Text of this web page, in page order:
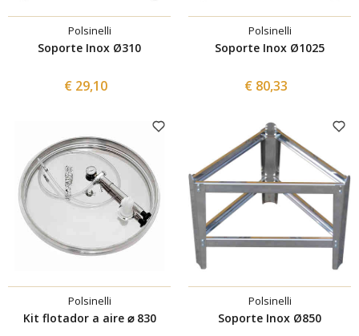
Polsinelli
Soporte Inox Ø310
€ 29,10
Polsinelli
Soporte Inox Ø1025
€ 80,33
Polsinelli
Kit flotador a aire ⌀ 830
Polsinelli
Soporte Inox Ø850